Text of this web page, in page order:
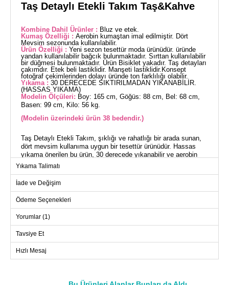
Taş Detaylı Etekli Takım Taş&Kahve
Kombine Dahil Ürünler : Bluz ve etek.
Kumaş Özelliği : Aerobin kumaştan imal edilmiştir. Dört
Mevsim sezonunda kullanılabilir.
Ürün Özelliği : Yeni sezon tesettür moda ürünüdür. üründe
yandan kullanılabilir bağcık bulunmaktadır. Sırttan kullanılabilir
bir düğmesi bulunmaktadır. Ürün Bisiklet yakadır. Taş detayları
çakımdır. Etek beli lastiklidir. Manşeti lastiklidir.Konsept
fotoğraf çekimlerinden dolayı üründe ton farklılığı olabilir.
Yıkama : 30 DERECEDE SIKTIRILMADAN YIKANABİLİR.
(HASSAS YIKAMA)
Modelin Ölçüleri: Boy: 165 cm, Göğüs: 88 cm, Bel: 68 cm,
Basen: 99 cm, Kilo: 56 kg.
(Modelin üzerindeki ürün 38 bedendir.)
Taş Detaylı Etekli Takım, şıklığı ve rahatlığı bir arada sunan,
dört mevsim kullanıma uygun bir tesettür ürünüdür. Hassas
yıkama önerilen bu ürün, 30 derecede yıkanabilir ve aerobin
kumaştan üretilmiştir. Bisiklet yakası, yanlardan ayarlanabilir
kullanışlıdır. Taş detayları göz alıcı bir zarafet katarken, etek
belinin ve manşetlerin lastikli olması konforu artırır. Şık ve
fonksiyonel tasarımı ile bu takım, özel günlerden günlük
kullanıma kadar her ortam için idealdir.
BLUZ BEDEN ÖLÇÜLERİ
Beden
Göğüs
Boy
108
58
Yıkama Talimatı
İade ve Değişim
Ödeme Seçenekleri
Yorumlar (1)
Tavsiye Et
Hızlı Mesaj